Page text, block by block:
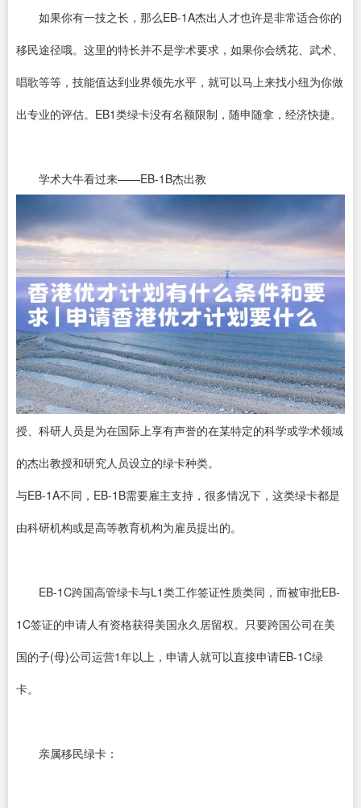
如果你有一技之长，那么EB-1A杰出人才也许是非常适合你的
移民途径哦。这里的特长并不是学术要求，如果你会绣花、武术、
唱歌等等，技能值达到业界领先水平，就可以马上来找小纽为你做
出专业的评估。EB1类绿卡没有名额限制，随申随拿，经济快捷。
学术大牛看过来——EB-1B杰出教
授、科研人员是为在国际上享有声誉的在某特定的科学或学术领域
的杰出教授和研究人员设立的绿卡种类。
与EB-1A不同，EB-1B需要雇主支持，很多情况下，这类绿卡都是
由科研机构或是高等教育机构为雇员提出的。
EB-1C跨国高管绿卡与L1类工作签证性质类同，而被审批EB-
1C签证的申请人有资格获得美国永久居留权。只要跨国公司在美
国的子(母)公司运营1年以上，申请人就可以直接申请EB-1C绿
卡。
亲属移民绿卡：